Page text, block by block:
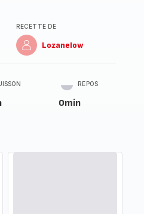
RECETTE DE
Lozanelow
REPOS
0min